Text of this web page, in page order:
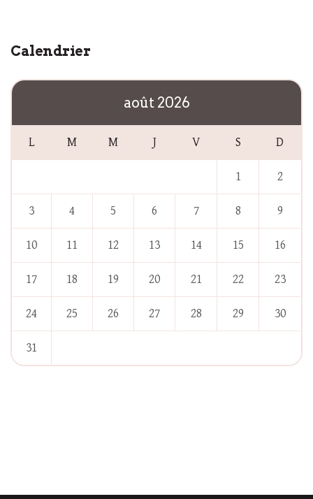
Calendrier
août 2026
L M M J V S D
1 2
3 4 5 6 7 8 9
10 11 12 13 14 15 16
17 18 19 20 21 22 23
24 25 26 27 28 29 30
31